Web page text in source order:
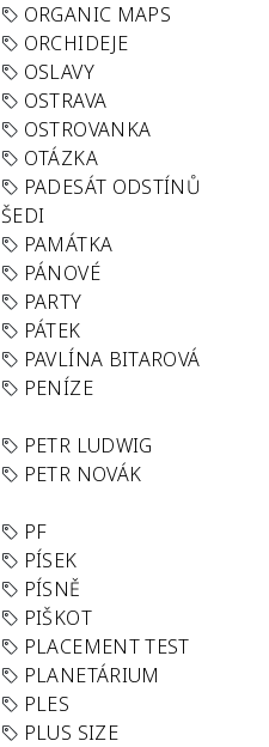
ORGANIC MAPS
ORCHIDEJE
OSLAVY
OSTRAVA
OSTROVANKA
OTÁZKA
PADESÁT ODSTÍNŮ
ŠEDI
PAMÁTKA
PÁNOVÉ
PARTY
PÁTEK
PAVLÍNA BITAROVÁ
PENÍZE
PETR LUDWIG
PETR NOVÁK
PF
PÍSEK
PÍSNĚ
PIŠKOT
PLACEMENT TEST
PLANETÁRIUM
PLES
PLUS SIZE